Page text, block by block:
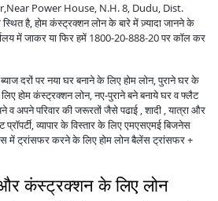
Power House, N.H. 8, Dudu, Dist.
है, होम कंस्ट्रक्शन लोन के बारे में ज़्यादा जानने के
में जाकर या फिर हमें 1800-20-888-20 पर कॉल कर
दरों पर नया घर बनाने के लिए होम लोन, पुराने घर के
होम कंस्ट्रक्शन लोन, नए-पुराने बने बनाये घर व फ्लैट
अपने परिवार की जरूरतों जैसे पढाई , शादी , यात्रा और
व्यापार के विस्तार के लिए एमएसएमई बिजनेस
में ट्रांसफर करने के लिए होम लोन बैलेंस ट्रांसफर +
कंस्ट्रक्शन के लिए लोन